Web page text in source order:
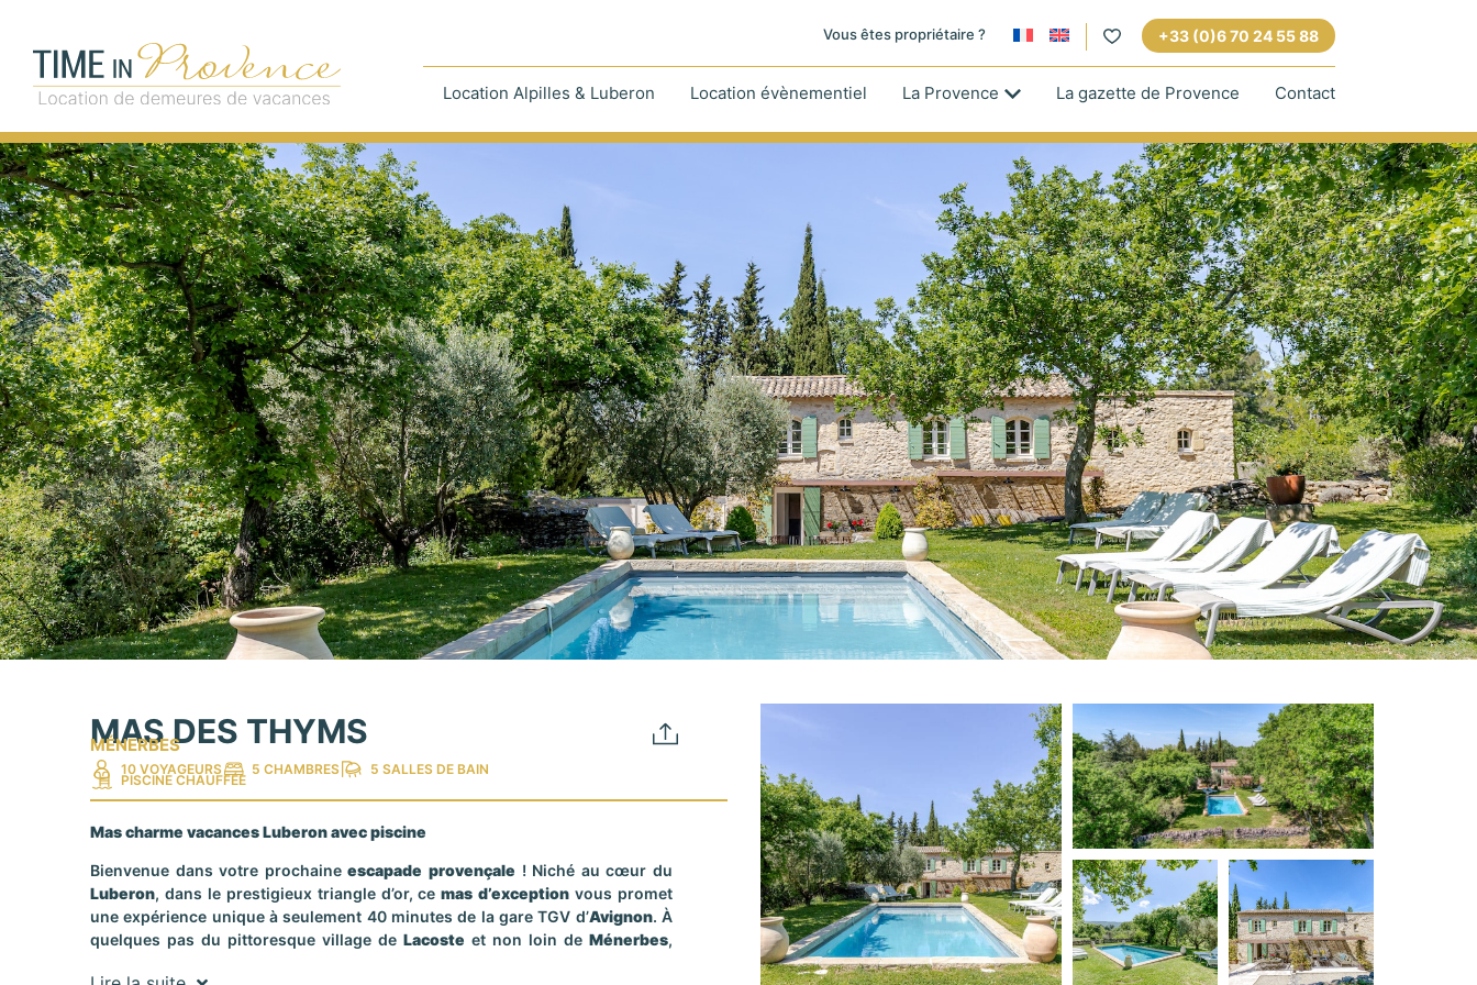
Vous êtes propriétaire ? +33 (0)6 70 24 55 88
Location Alpilles & Luberon Location évènementiel La Provence La gazette de Provence Contact
MAS DES THYMS
MÉNERBES
10 VOYAGEURS 5 CHAMBRES 5 SALLES DE BAIN
PISCINE CHAUFFÉE
Mas charme vacances Luberon avec piscine
Bienvenue dans votre prochaineescapade provençale ! Niché au cœur du
Luberon, dans le prestigieux triangle d’or, cemas d’exception vous promet
une expérience unique à seulement 40 minutes de la gare TGV d’Avignon. À
quelques pas du pittoresque village de Lacoste et non loin de Ménerbes,